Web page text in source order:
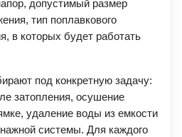
допустимый размер
тип поплавкового
в которых будет работать
под конкретную задачу:
затопления, осушение
удаление воды из емкости
системы. Для каждого